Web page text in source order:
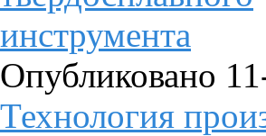
Опубликовано
Технология